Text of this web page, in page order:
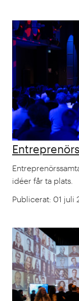
idéer får ta plats.
Publicerat: 01 juli